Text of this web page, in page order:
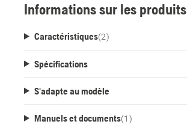
Informations sur les produits
Caractéristiques(2)
Spécifications
S'adapte au modèle
Manuels et documents(1 )